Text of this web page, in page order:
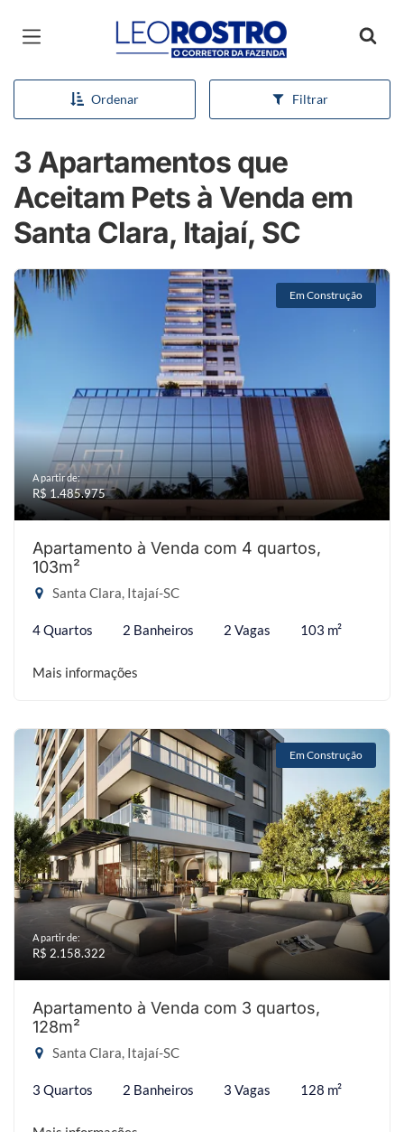
Página inicial
Ordenar Filtrar
3 Apartamentos que
Aceitam Pets à Venda em
Santa Clara, Itajaí, SC
Em Construção
A partir de:
R$ 1.485.975
Apartamento à Venda com 4 quartos,
103m²
Santa Clara, Itajaí-SC
4 Quartos 2 Banheiros 2 Vagas 103 m²
Mais informações
Em Construção
A partir de:
R$ 2.158.322
Apartamento à Venda com 3 quartos,
128m²
Santa Clara, Itajaí-SC
3 Quartos 2 Banheiros 3 Vagas 128 m²